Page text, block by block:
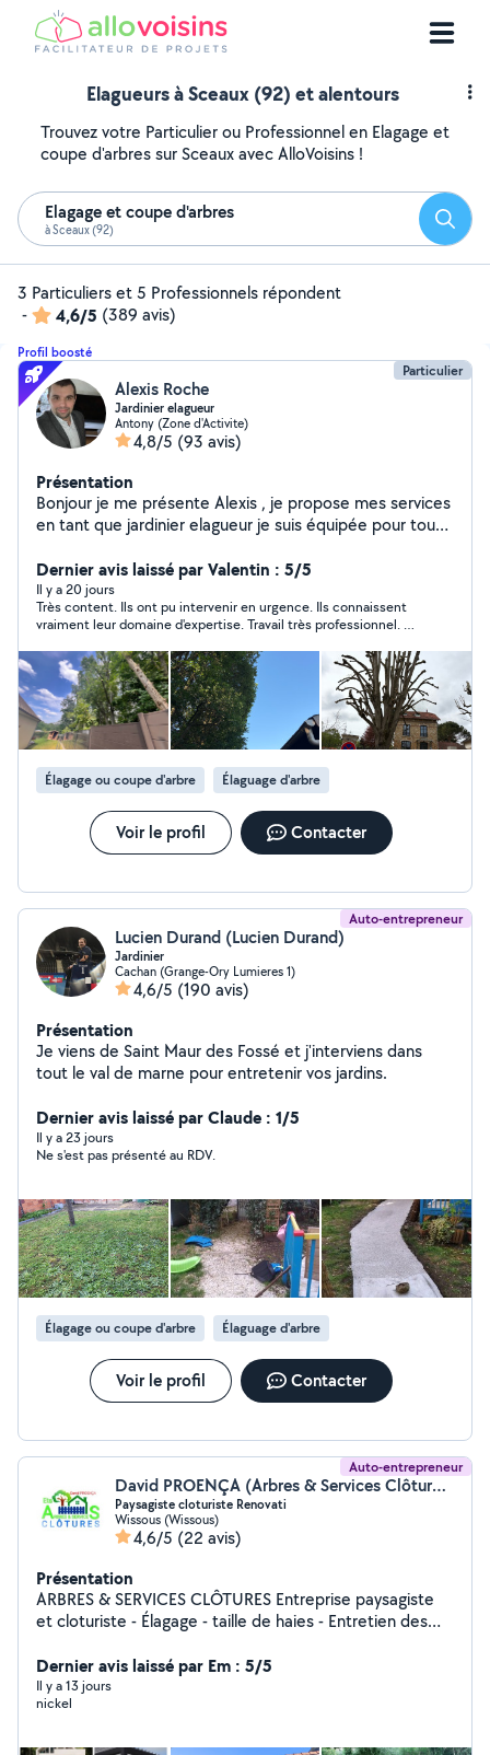
Elagueurs à Sceaux (92) et alentours
Trouvez votre Particulier ou Professionnel en Elagage et
coupe d'arbres sur Sceaux avec AlloVoisins !
Elagage et coupe d'arbres
à Sceaux (92)
3 Particuliers et 5 Professionnels répondent
-
4,6/5 (389 avis)
Profil boosté
Particulier
Alexis Roche
Jardinier elagueur
Antony (Zone d'Activite)
4,8/5 (93 avis)
Présentation
Bonjour je me présente Alexis , je propose mes services
en tant que jardinier elagueur je suis équipée pour toute
soignée, pour tous renseignements vous pouvez me
contacter au 06-09-56-27-34 contact par telephone de
préférence très cordialement
Dernier avis laissé par Valentin : 5/5
Il y a 20 jours
Très content. Ils ont pu intervenir en urgence. Ils connaissent
vraiment leur domaine d'expertise. Travail très professionnel. Et
Élagage ou coupe d'arbre Élaguage d'arbre
Voir le profil Contacter
Auto-entrepreneur
Lucien Durand (Lucien Durand)
Jardinier
Cachan (Grange-Ory Lumieres 1)
4,6/5 (190 avis)
Présentation
Je viens de Saint Maur des Fossé et j'interviens dans
tout le val de marne pour entretenir vos jardins.
Dernier avis laissé par Claude : 1/5
Il y a 23 jours
Ne s'est pas présenté au RDV.
Élagage ou coupe d'arbre Élaguage d'arbre
Voir le profil Contacter
Auto-entrepreneur
David PROENÇA (Arbres & Services Clôtures)
Paysagiste cloturiste Renovati
Wissous (Wissous)
4,6/5 (22 avis)
Présentation
ARBRES & SERVICES CLÔTURES Entreprise paysagiste
et cloturiste - Élagage - taille de haies - Entretien des
réparation de Portails . - Aménagement extérieur -
Terrasse. Pergola. Dalle béton
Dernier avis laissé par Em : 5/5
Il y a 13 jours
nickel